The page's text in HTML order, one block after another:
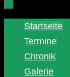
Zum
springen
Startseite
Termine
Chronik
Galerie